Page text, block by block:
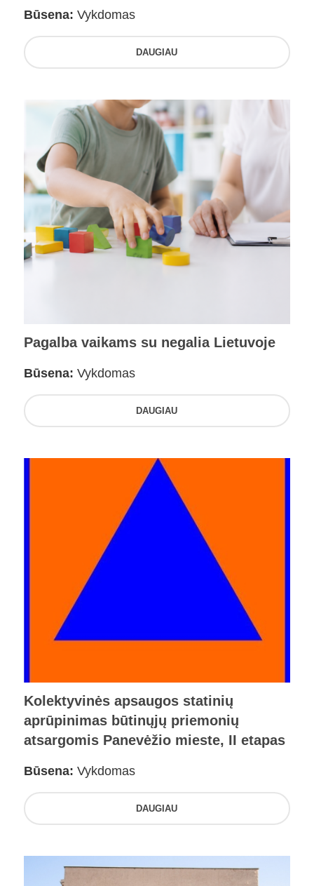
Būsena: Vykdomas
DAUGIAU
Pagalba vaikams su negalia Lietuvoje
Būsena: Vykdomas
DAUGIAU
Kolektyvinės apsaugos statinių
aprūpinimas būtinųjų priemonių
atsargomis Panevėžio mieste, II etapas
Būsena: Vykdomas
DAUGIAU